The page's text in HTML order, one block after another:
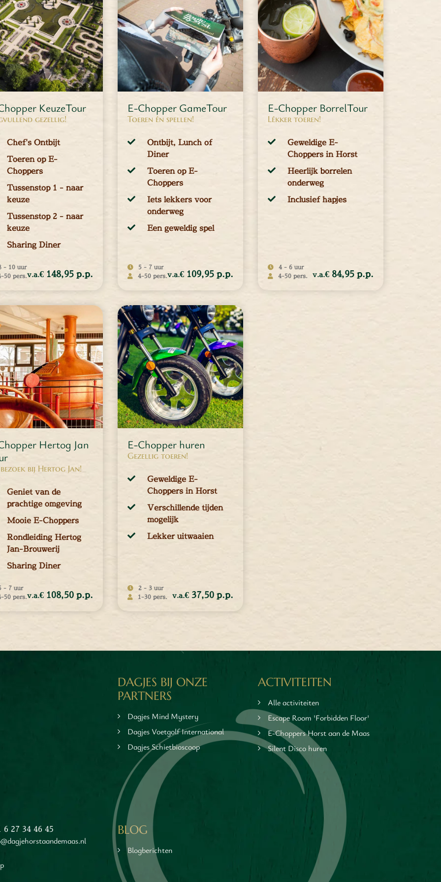
KeuzeTour
gezellig!
Chef's Ontbijt
Toeren op E-
Choppers
Tussenstop 1 - naar
keuze
Tussenstop 2 - naar
keuze
Sharing Diner
- 10 uur
50 pers.v.a.€ 148,95 p.p.
- 50
€ 148,95
p.p.
INFORMATIE
E-Chopper GameTour
Toeren én spellen!
Ontbijt, Lunch of
Diner
Toeren op E-
Choppers
Iets lekkers voor
onderweg
Een geweldig spel
5 - 7 uur
4-50 pers.v.a.€ 109,95 p.p.
4 - 50
personen
€ 109,95
p.p.
MEER INFORMATIE
E-Chopper BorrelTour
Lékker toeren!
Geweldige E-
Choppers in Horst
Heerlijk borrelen
onderweg
Inclusief hapjes
4 - 6 uur
4-50 pers.
v.a.€ 84,95 p.p.
Hertog Jan
bij Hertog Jan!
Geniet van de
prachtige omgeving
Mooie E-Choppers
Rondleiding Hertog
Jan-Brouwerij
Sharing Diner
- 7 uur
50 pers.v.a.€ 108,50 p.p.
E-Chopper huren
Gezellig toeren!
Geweldige E-
Choppers in Horst
Verschillende tijden
mogelijk
Lekker uitwaaien
2 - 3 uur
1-30 pers.
v.a.€ 37,50 p.p.
3 uren € 42,50 p.p.
MEER INFORMATIE
DAGJES BIJ ONZE
PARTNERS
Dagjes Mind Mystery
Dagjes Voetgolf International
Dagjes Schietbioscoop
ACTIVITEITEN
Alle activiteiten
Escape Room 'Forbidden Floor'
E-Choppers Horst aan de Maas
Silent Disco huren
6 27 34 46 45
BLOG
Blogberichten